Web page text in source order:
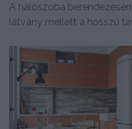
A hálószoba
látvány mellett a hosszú